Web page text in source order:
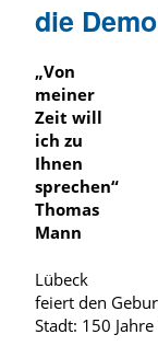
die
„Von
meiner
Zeit will
ich zu
Ihnen
sprechen“
Thomas
Mann
Lübeck
feiert den
Stadt: 150